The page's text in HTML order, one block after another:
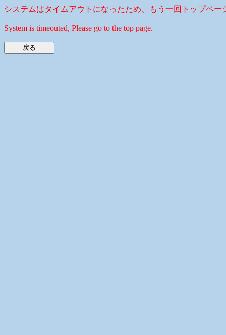
システムはタイムアウトになったため、もう一回トップペー
System is timeouted, Please go to the top page.